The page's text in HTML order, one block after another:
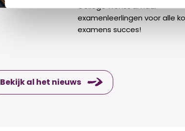
College wenst al haar
examenleerlingen voor alle
examens succes!
Bekijk al het nieuws